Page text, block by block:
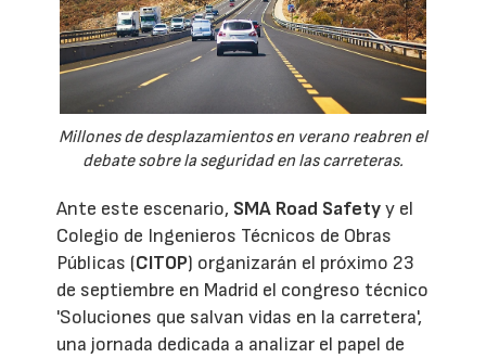
Millones de desplazamientos en verano reabren el
debate sobre la seguridad en las carreteras.
Ante este escenario, SMA Road Safetyy el
Colegio de Ingenieros Técnicos de Obras
Públicas (CITOP) organizarán el próximo 23
de septiembre en Madrid el congreso técnico
'Soluciones que salvan vidas en la carretera',
una jornada dedicada a analizar el papel de